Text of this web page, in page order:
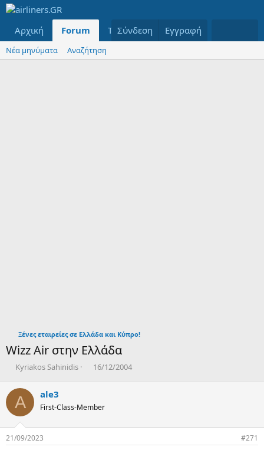
Αρχική Forum Τελευταία μηνύματα
Σύνδεση Εγγραφή
Νέα μηνύματα Αναζήτηση
Ξένες εταιρείες σε Ελλάδα και Κύπρο!
Wizz Air στην Ελλάδα
T
r
e
a
d
s
t
Kyriakos Sahinidis
Η
ο
η
16/12/2004
A ale3
First-Class-Member
21/09/2023 #271